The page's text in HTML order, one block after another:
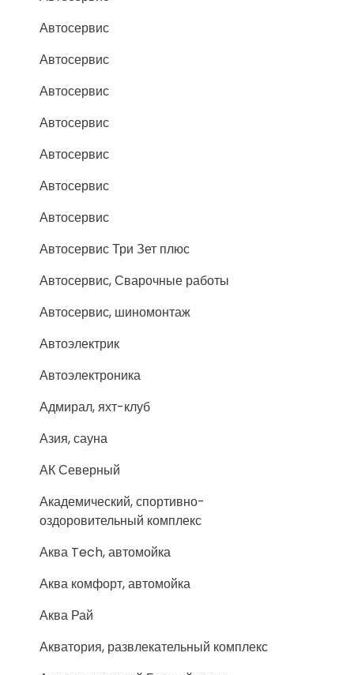
Автосервис
Автосервис
Автосервис
Автосервис
Автосервис
Автосервис
Автосервис
Автосервис Три Зет плюс
Автосервис, Сварочные работы
Автосервис, шиномонтаж
Автоэлектрик
Автоэлектроника
Адмирал, яхт-клуб
Азия, сауна
АК Северный
Академический, спортивно-
оздоровительный комплекс
Аква Tech, автомойка
Аква комфорт, автомойка
Аква Рай
Акватория, развлекательный комплекс